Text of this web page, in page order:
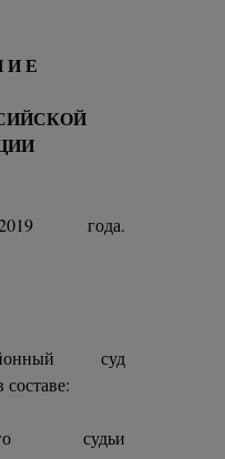
И Е
года.
суд
судьи